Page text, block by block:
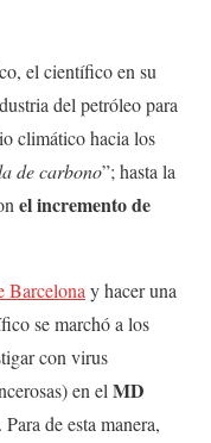
el científico en su
del petróleo para
climático hacia los
de carbono”; hasta la
el incremento de
Barcelona y hacer una
se marchó a los
con virus
en el MD
. Para de esta manera,